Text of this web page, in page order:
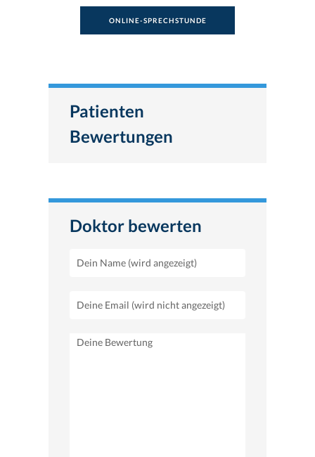
ONLINE-SPRECHSTUNDE
Patienten
Bewertungen
Doktor bewerten